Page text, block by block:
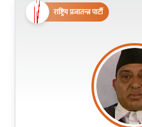
राष्ट्रिय प्रजातन्त्र पार्टी